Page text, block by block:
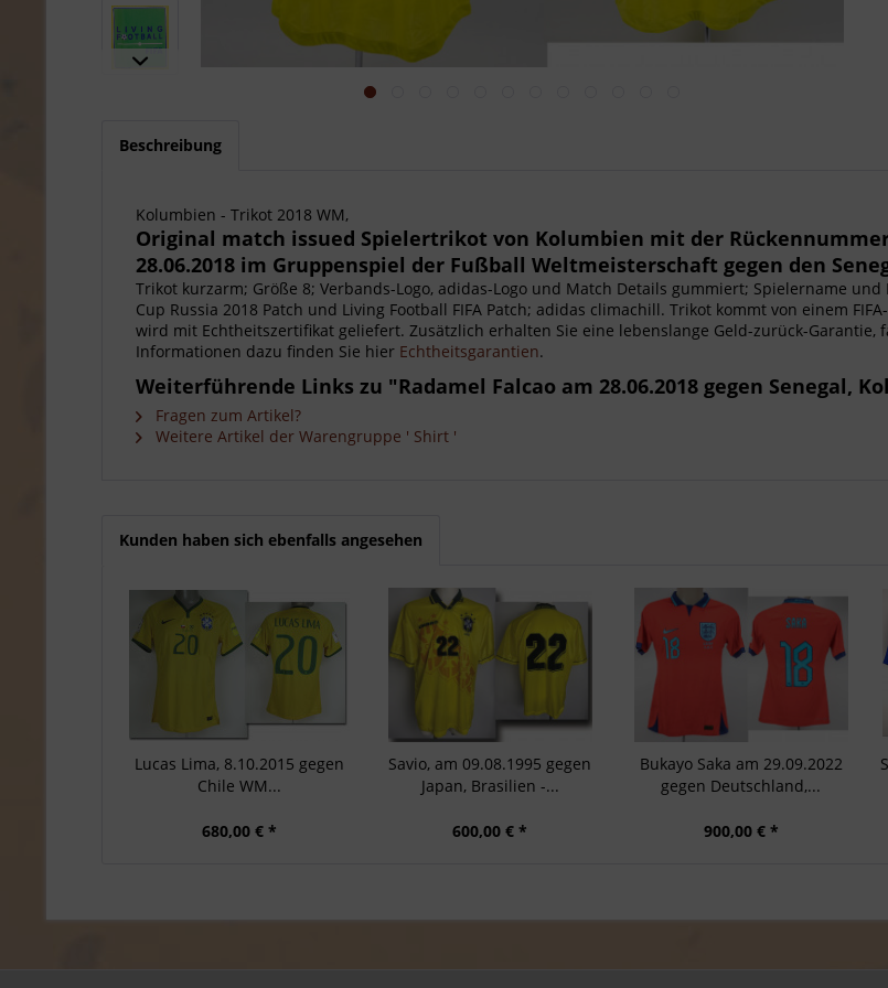
Beschreibung
Kolumbien - Trikot 2018 WM,
Original match issued Spielertrikot von Kolumbien mit der
28.06.2018 im Gruppenspiel der Fußball Weltmeisterschaft gegen den
Trikot kurzarm; Größe 8; Verbands-Logo, adidas-Logo und Match Details gummiert; Spielername
Cup Russia 2018 Patch und Living Football FIFA Patch; adidas climachill. Trikot kommt von einem
wird mit Echtheitszertifikat geliefert. Zusätzlich erhalten Sie eine lebenslange Geld-zurück-Garantie,
Informationen dazu finden Sie hier Echtheitsgarantien.
Weiterführende Links zu "Radamel Falcao am 28.06.2018 gegen Senegal,
Fragen zum Artikel?
Weitere Artikel der Warengruppe ' Shirt '
Kunden haben sich ebenfalls angesehen
Lucas Lima, 8.10.2015 gegen
Chile WM...
680,00 € *
Savio, am 09.08.1995 gegen
Japan, Brasilien -...
600,00 € *
Bukayo Saka am 29.09.2022
gegen Deutschland,...
900,00 € *